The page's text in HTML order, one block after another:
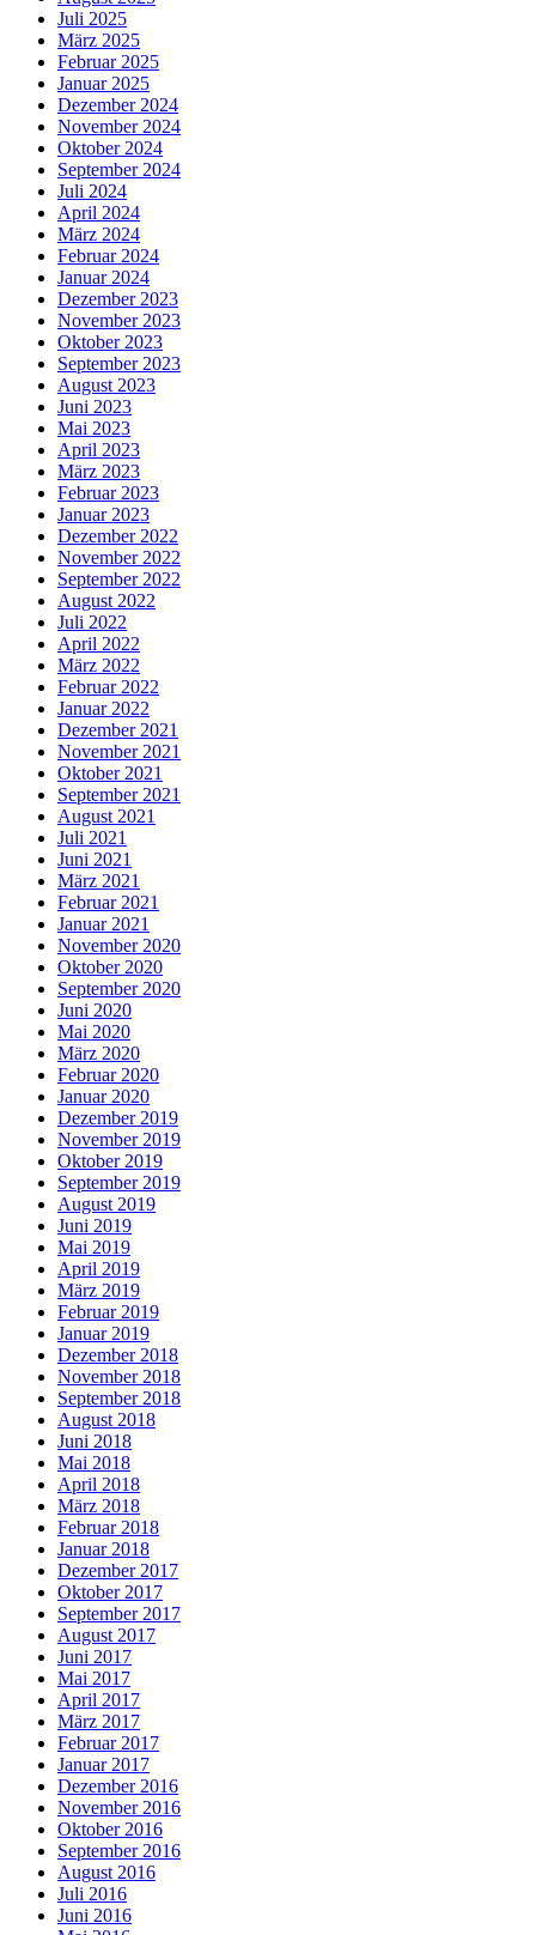
Juli 2025
März 2025
Februar 2025
Januar 2025
Dezember 2024
November 2024
Oktober 2024
September 2024
Juli 2024
April 2024
März 2024
Februar 2024
Januar 2024
Dezember 2023
November 2023
Oktober 2023
September 2023
August 2023
Juni 2023
Mai 2023
April 2023
März 2023
Februar 2023
Januar 2023
Dezember 2022
November 2022
September 2022
August 2022
Juli 2022
April 2022
März 2022
Februar 2022
Januar 2022
Dezember 2021
November 2021
Oktober 2021
September 2021
August 2021
Juli 2021
Juni 2021
März 2021
Februar 2021
Januar 2021
November 2020
Oktober 2020
September 2020
Juni 2020
Mai 2020
März 2020
Februar 2020
Januar 2020
Dezember 2019
November 2019
Oktober 2019
September 2019
August 2019
Juni 2019
Mai 2019
April 2019
März 2019
Februar 2019
Januar 2019
Dezember 2018
November 2018
September 2018
August 2018
Juni 2018
Mai 2018
April 2018
März 2018
Februar 2018
Januar 2018
Dezember 2017
Oktober 2017
September 2017
August 2017
Juni 2017
Mai 2017
April 2017
März 2017
Februar 2017
Januar 2017
Dezember 2016
November 2016
Oktober 2016
September 2016
August 2016
Juli 2016
Juni 2016